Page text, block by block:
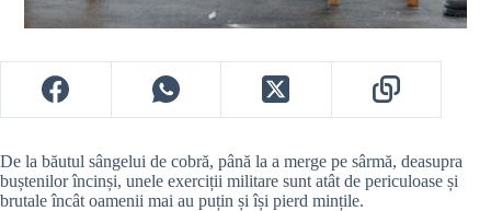
De la băutul sângelui de cobră, până la a merge pe sârmă, deasupra
buștenilor încinși, unele exerciții militare sunt atât de periculoase și
brutale încât oamenii mai au puțin și își pierd mințile.